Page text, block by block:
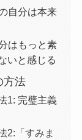
自分は本来
はもっと素
いと感じる
方法
1: 完璧主義
2:「すみま